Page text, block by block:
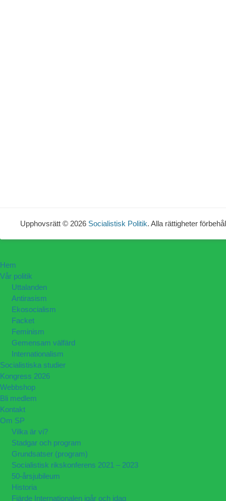
Upphovsrätt © 2026 Socialistisk Politik. Alla rättigheter
Hem
Vår politik
Uttalanden
Antirasism
Ekosocialism
Facket
Feminism
Gemensam välfärd
Internationalism
Socialistiska studier
Kongress 2026
Webbshop
Bli medlem
Kontakt
Om SP
Vilka är vi?
Stadgar och program
Grundsatser (program)
Socialistisk rikskonferens 2021 – 2023
50-årsjubileum
Historia
Fjärde Internationalen igår och idag